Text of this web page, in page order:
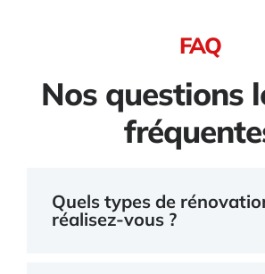
FAQ
Nos questions
Quels types de
réalisez-vous ?